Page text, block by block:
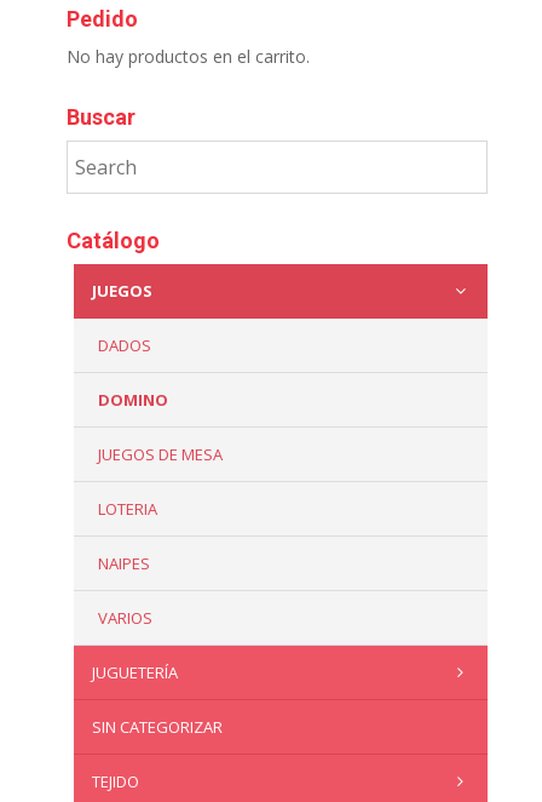
Pedido
No hay productos en el carrito.
Buscar
Catálogo
JUEGOS
DADOS
DOMINO
JUEGOS DE MESA
LOTERIA
NAIPES
VARIOS
JUGUETERÍA
SIN CATEGORIZAR
TEJIDO